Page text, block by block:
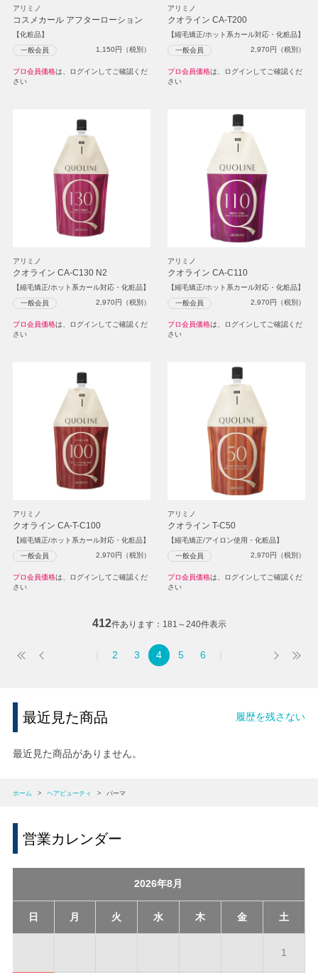
アリミノ
コスメカール アフターローション
【化粧品】
一般会員 1,150円（税別）
プロ会員価格は、ログインしてご確認くだ
さい
アリミノ
クオライン CA-T200
【縮毛矯正/ホット系カール対応・化粧品】
一般会員 2,970円（税別）
プロ会員価格は、ログインしてご確認くだ
さい
アリミノ
クオライン CA-C130 N2
【縮毛矯正/ホット系カール対応・化粧品】
一般会員 2,970円（税別）
プロ会員価格は、ログインしてご確認くだ
さい
アリミノ
クオライン CA-C110
【縮毛矯正/ホット系カール対応・化粧品】
一般会員 2,970円（税別）
プロ会員価格は、ログインしてご確認くだ
さい
アリミノ
クオライン CA-T-C100
【縮毛矯正/ホット系カール対応・化粧品】
一般会員 2,970円（税別）
プロ会員価格は、ログインしてご確認くだ
さい
アリミノ
クオライン T-C50
【縮毛矯正/アイロン使用・化粧品】
一般会員 2,970円（税別）
プロ会員価格は、ログインしてご確認くだ
さい
412件あります 181～240件表示
2 3 4 5 6
最近見た商品 履歴を残さない
最近見た商品がありません。
ホーム > ヘアビューティ > パーマ
営業カレンダー
2026年8月
日 月 火 水 木 金 土
1